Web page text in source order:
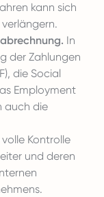
kann sich
In
der Zahlungen
die Social
Employment
auch die
Kontrolle
und deren